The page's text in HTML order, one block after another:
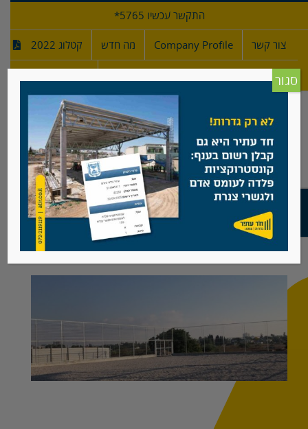
התקשר עכשיו 5765*
צור קשר Company Profile מה חדש קטלוג 2022
גדר ספורט גובה 4 מטר
סגור